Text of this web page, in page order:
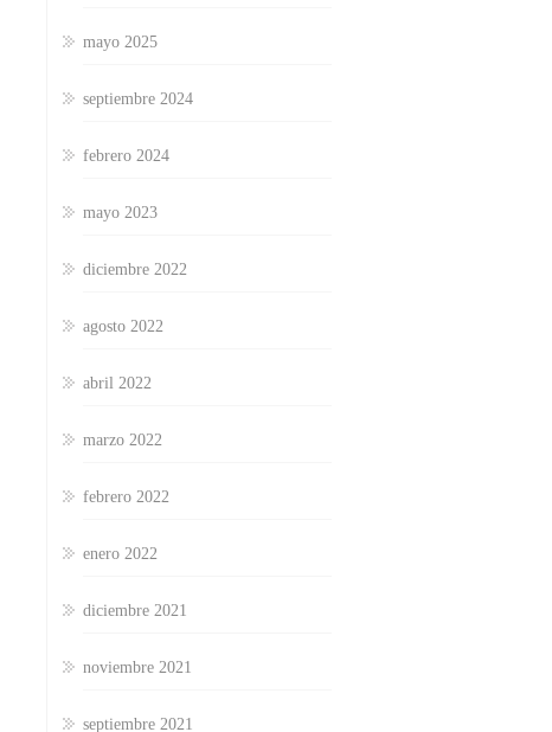
mayo 2025
septiembre 2024
febrero 2024
mayo 2023
diciembre 2022
agosto 2022
abril 2022
marzo 2022
febrero 2022
enero 2022
diciembre 2021
noviembre 2021
septiembre 2021